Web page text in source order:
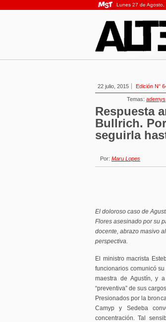
Lunes 27 de Agosto,
22 julio, 2015 Edición N°
Temas: ademys
Respuesta
Bullrich.
seguirla
Por: Maru Lopes
El doloroso caso de
Flores asesinado por su
docente, abrazo masivo
perspectiva.
El ministro macrista
funcionarios comunicó
maestra de Agustín, y
“preventiva” de sus
Presionados por la
Camyp y Sedeba
concentración. Tal